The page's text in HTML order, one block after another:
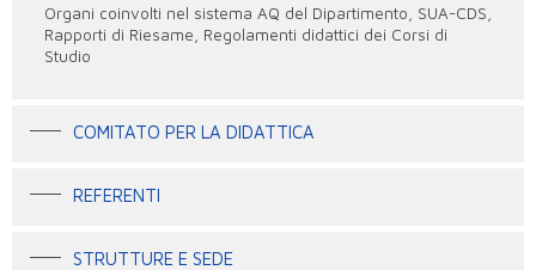
Organi coinvolti nel sistema AQ del Dipartimento, SUA-CDS,
Rapporti di Riesame, Regolamenti didattici dei Corsi di
Studio
COMITATO PER LA DIDATTICA
REFERENTI
STRUTTURE E SEDE